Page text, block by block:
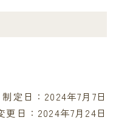
制定日：2024年7月7日
更日：2024年7月24日